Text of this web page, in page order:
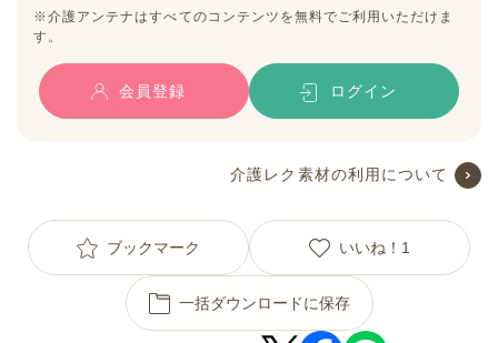
※介護アンテナはすべてのコンテンツを無料でご利用いただけま
す。
会員登録 ログイン
介護レク素材の利用について
ブックマーク いいね！ 1
一括ダウンロードに保存